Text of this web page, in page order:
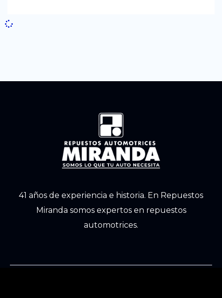
41 años de experiencia e historia. En Repuestos
Miranda somos expertos en repuestos
automotrices.